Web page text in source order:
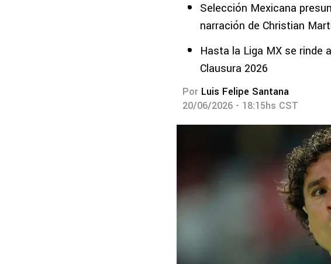
Selección Mexicana
narración de Christian
Hasta la Liga MX se rinde
Clausura 2026
Por Luis Felipe Santana
20/06/2026 - 18:15hs CST